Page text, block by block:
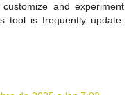
and experiment
tool is frequently update.